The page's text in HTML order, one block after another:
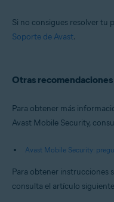
Si no consigues resolver tu
Soporte de Avast.
Otras recomendaciones
Para obtener más
Avast Mobile Security,
Avast Mobile Security:
Para obtener instrucciones
consulta el artículo